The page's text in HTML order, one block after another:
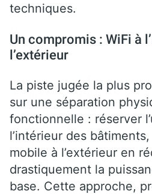
techniques.
Un compromis : WiFi à
l’extérieur
La piste jugée la plus
sur une séparation
fonctionnelle : réserver
l’intérieur des
mobile à l’extérieur en
drastiquement la
base. Cette approche,